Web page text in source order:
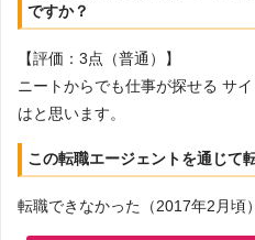
ですか？
【評価：3点（普通）】
ニートからでも仕事が探せる サ
はと思います。
この転職エージェントを通じて
転職できなかった（2017年2月頃）